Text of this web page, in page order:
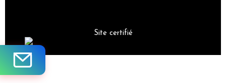
Site certifié